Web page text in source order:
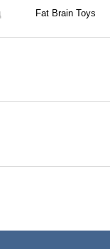
Fat Brain Toys